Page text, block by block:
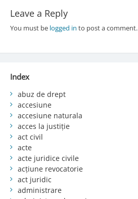
Leave a Reply
You must be logged in to post a comment.
Index
abuz de drept
accesiune
accesiune naturala
acces la justiție
act civil
acte
acte juridice civile
acțiune revocatorie
act juridic
administrare